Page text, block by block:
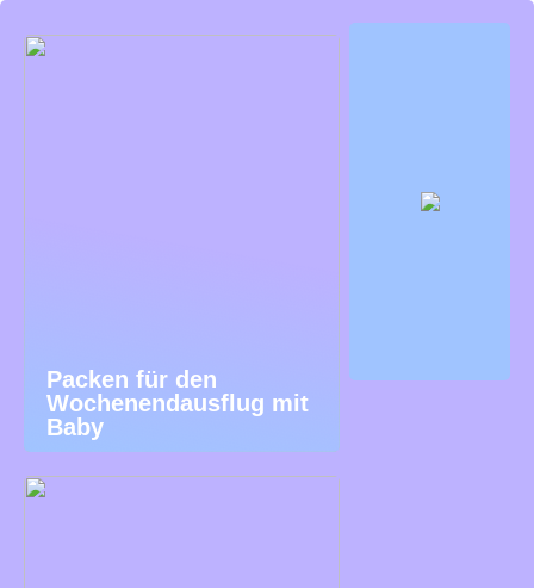
Packen für den
Wochenendausflug mit
Baby